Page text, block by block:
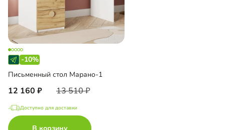
-10%
Письменный стол Марано-1
12 160 13 510
Доступно для доставки